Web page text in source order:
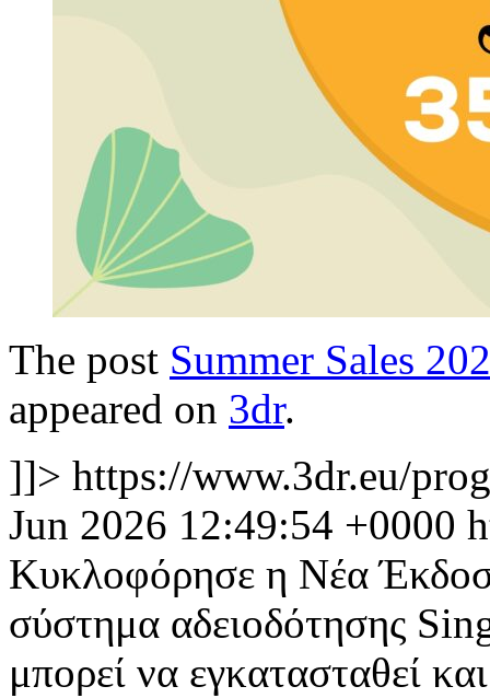
The post Summer Sales
appeared on 3dr.
]]> https://www.3dr.eu/
Jun 2026 12:49:54 +0000
Κυκλοφόρησε η Νέα
σύστημα αδειοδότησης
μπορεί να εγκατασταθεί